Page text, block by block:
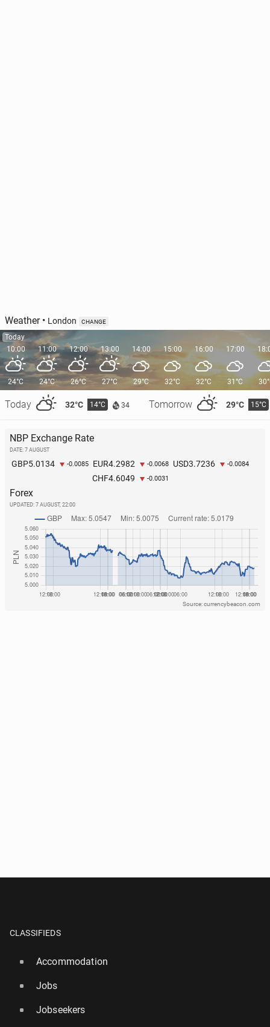
Weather• London CHANGE
Today
10:00
24°C
Today 32°C 14°C 34 Tomorrow 29°C 15°C
11:00
24°C
12:00
26°C
13:00
27°C
14:00
29°C
15:00
32°C
16:00
32°C
17:00
31°C
NBP Exchange Rate
DATE: 7 AUGUST
GBP5.0134 -0.0085 EUR4.2982 -0.0068 USD3.7236 -0.0084
CHF4.6049 -0.0031
Forex
UPDATED: 7 AUGUST, 22:00
Source: currencybeacon.com
CLASSIFIEDS
Accommodation
Jobs
Jobseekers